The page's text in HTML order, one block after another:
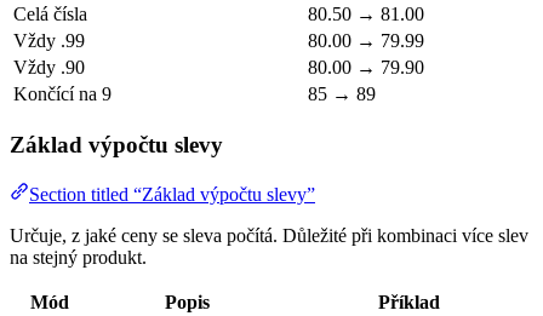
Celá čísla
80.50 → 81.00
Vždy .99
80.00 → 79.99
Vždy .90
80.00 → 79.90
Končící na 9
85 → 89
Základ výpočtu slevy
Section titled “Základ výpočtu slevy”
Určuje, z jaké ceny se sleva počítá. Důležité při kombinaci více slev
na stejný produkt.
Mód Popis
Příklad